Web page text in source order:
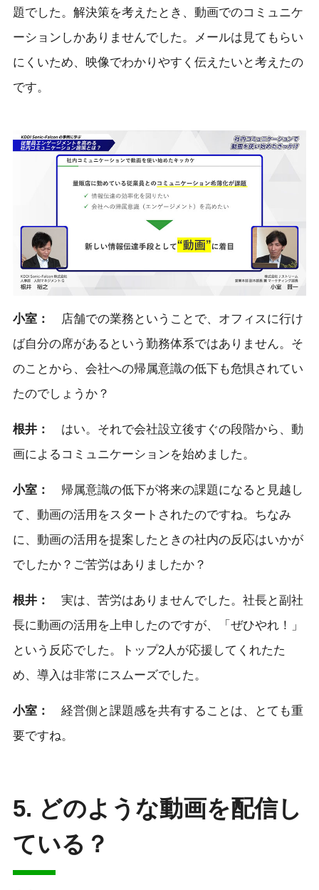
題でした。解決策を考えたとき、動画でのコミュニケ
ーションしかありませんでした。メールは見てもらい
にくいため、映像でわかりやすく伝えたいと考えたの
です。
小室：
店舗での業務ということで、オフィスに行け
ば自分の席があるという勤務体系ではありません。そ
のことから、会社への帰属意識の低下も危惧されてい
たのでしょうか？
根井：
はい。それで会社設立後すぐの段階から、動
画によるコミュニケーションを始めました。
小室： 帰属意識の低下が将来の課題になると見越し
て、動画の活用をスタートされたのですね。ちなみ
に、動画の活用を提案したときの社内の反応はいかが
でしたか？ご苦労はありましたか？
根井：
実は、苦労はありませんでした。社長と副社
長に動画の活用を上申したのですが、「ぜひやれ！」
という反応でした。トップ2人が応援してくれたた
め、導入は非常にスムーズでした。
小室： 経営側と課題感を共有することは、とても重
要ですね。
5. どのような動画を配信し
ている？